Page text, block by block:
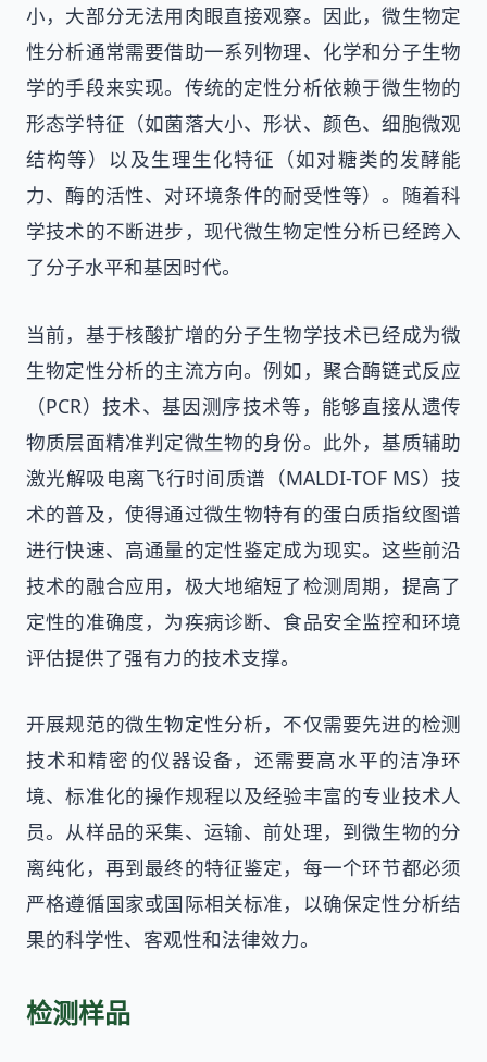
小，大部分无法用肉眼直接观察。因此，微生物定
性分析通常需要借助一系列物理、化学和分子生物
学的手段来实现。传统的定性分析依赖于微生物的
形态学特征（如菌落大小、形状、颜色、细胞微观
结构等）以及生理生化特征（如对糖类的发酵能
力、酶的活性、对环境条件的耐受性等）。随着科
学技术的不断进步，现代微生物定性分析已经跨入
了分子水平和基因时代。
当前，基于核酸扩增的分子生物学技术已经成为微
生物定性分析的主流方向。例如，聚合酶链式反应
（PCR）技术、基因测序技术等，能够直接从遗传
物质层面精准判定微生物的身份。此外，基质辅助
激光解吸电离飞行时间质谱（MALDI-TOF MS）技
术的普及，使得通过微生物特有的蛋白质指纹图谱
进行快速、高通量的定性鉴定成为现实。这些前沿
技术的融合应用，极大地缩短了检测周期，提高了
定性的准确度，为疾病诊断、食品安全监控和环境
评估提供了强有力的技术支撑。
开展规范的微生物定性分析，不仅需要先进的检测
技术和精密的仪器设备，还需要高水平的洁净环
境、标准化的操作规程以及经验丰富的专业技术人
员。从样品的采集、运输、前处理，到微生物的分
离纯化，再到最终的特征鉴定，每一个环节都必须
严格遵循国家或国际相关标准，以确保定性分析结
果的科学性、客观性和法律效力。
检测样品